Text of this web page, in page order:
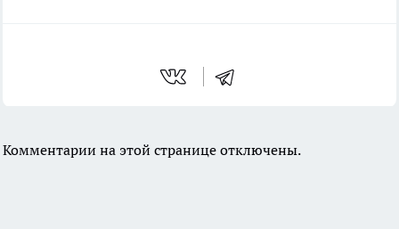
Комментарии на этой странице отключены.